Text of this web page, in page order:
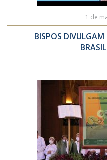
1 de
BISPOS